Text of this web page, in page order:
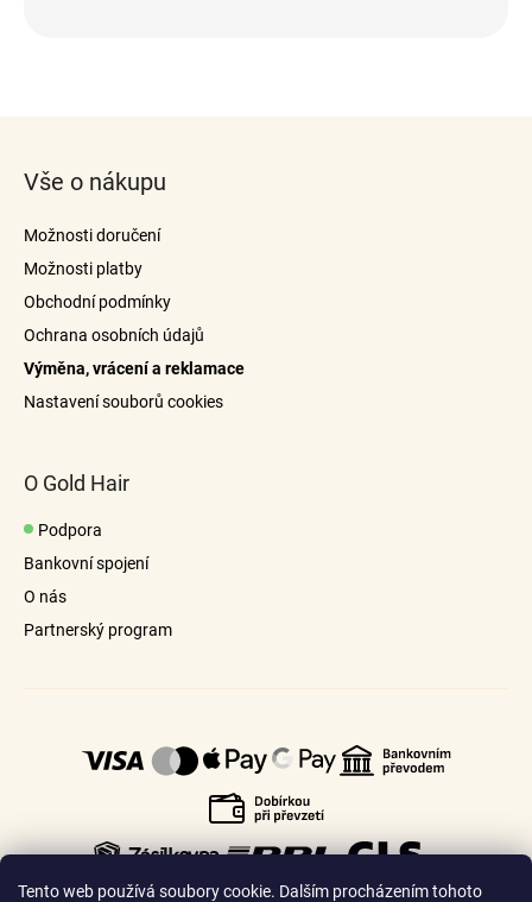
Tento web používá soubory cookie. Dalším procházením tohoto
Vše o nákupu
Možnosti doručení
Možnosti platby
Obchodní podmínky
Ochrana osobních údajů
Výměna, vrácení a reklamace
Nastavení souborů cookies
O Gold Hair
Podpora
Bankovní spojení
O nás
Partnerský program